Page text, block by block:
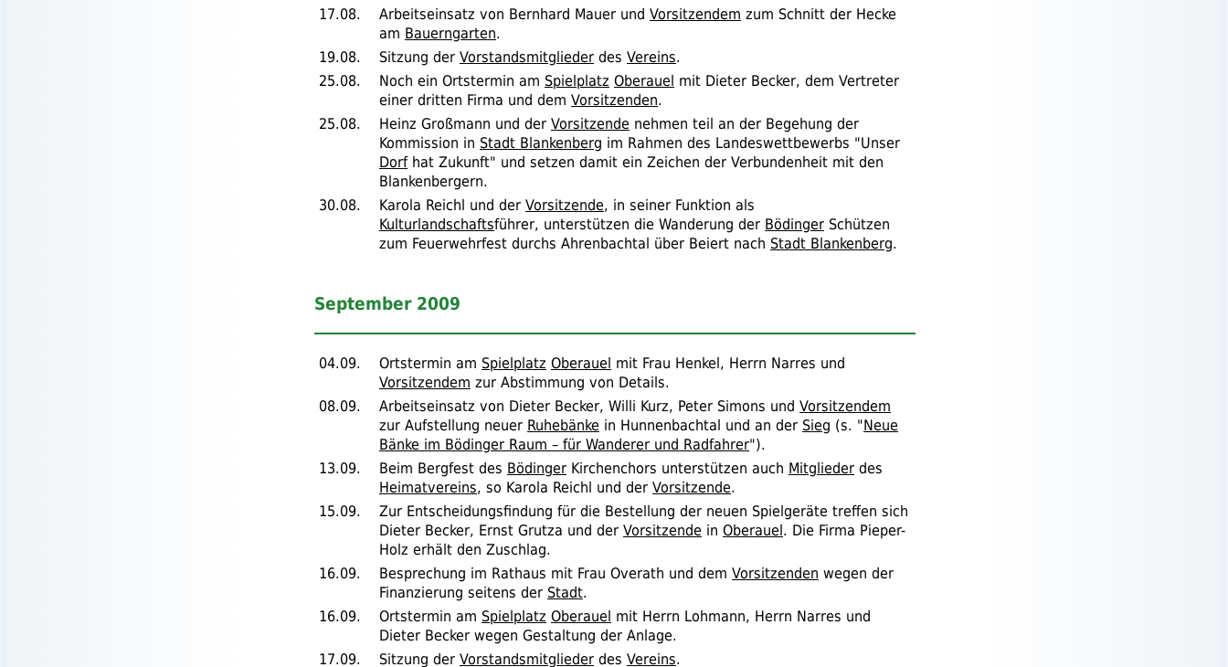
17.08.
Arbeitseinsatz von Bernhard Mauer und Vorsitzendem zum Schnitt der Hecke
am Bauerngarten.
19.08.
Sitzung der Vorstandsmitglieder des Vereins.
25.08.
Noch ein Ortstermin am Spielplatz Oberauel mit Dieter Becker, dem Vertreter
einer dritten Firma und dem Vorsitzenden.
25.08.
Heinz Großmann und der Vorsitzende nehmen teil an der Begehung der
Kommission in Stadt Blankenberg im Rahmen des Landeswettbewerbs "Unser
Dorfhat Zukunft" und setzen damit ein Zeichen der Verbundenheit mit den
Blankenbergern.
30.08.
Karola Reichl und der Vorsitzende, in seiner Funktion als
Kulturlandschaftsführer, unterstützen die Wanderung der Bödinger Schützen
zum Feuerwehrfest durchs Ahrenbachtal über Beiert nach Stadt Blankenberg.
September 2009
04.09. Ortstermin am Spielplatz Oberauel mit Frau Henkel, Herrn Narres und
Vorsitzendem zur Abstimmung von Details.
08.09.
Arbeitseinsatz von Dieter Becker, Willi Kurz, Peter Simons und Vorsitzendem
zur Aufstellung neuer Ruhebänke in Hunnenbachtal und an der Sieg (s. "Neue
Bänke im Bödinger Raum – für Wanderer und Radfahrer").
13.09.
Beim Bergfest des Bödinger Kirchenchors unterstützen auch Mitglieder des
Heimatvereins, so Karola Reichl und der Vorsitzende.
15.09.
Zur Entscheidungsfindung für die Bestellung der neuen Spielgeräte treffen sich
Dieter Becker, Ernst Grutza und der Vorsitzende in Oberauel. Die Firma Pieper-
Holz erhält den Zuschlag.
16.09.
Besprechung im Rathaus mit Frau Overath und dem Vorsitzenden wegen der
Finanzierung seitens der Stadt.
16.09.
Ortstermin am Spielplatz Oberauel mit Herrn Lohmann, Herrn Narres und
Dieter Becker wegen Gestaltung der Anlage.
17.09.
Sitzung der Vorstandsmitglieder des Vereins.